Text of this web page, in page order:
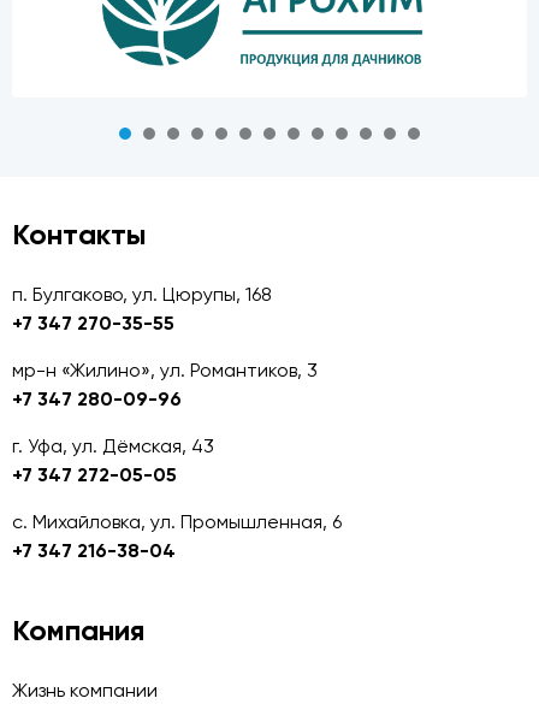
Контакты
п. Булгаково, ул. Цюрупы, 168
+7 347 270-35-55
мр-н «Жилино», ул. Романтиков, 3
+7 347 280-09-96
г. Уфа, ул. Дёмская, 43
+7 347 272-05-05
с. Михайловка, ул. Промышленная, 6
+7 347 216-38-04
Компания
Жизнь компании